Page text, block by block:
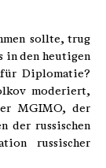
sollte, trug
in den heutigen
für Diplomatie?
moderiert,
MGIMO, der
der russischen
russischer